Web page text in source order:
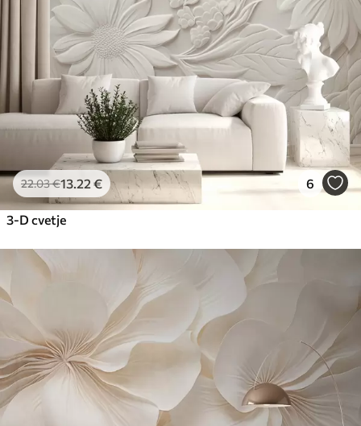
Premium vinil
65 .0039.00€/m²
Peel and Stick
81 .6749.00€/m²
22.03€13 .22 € 6
3-D cvetje